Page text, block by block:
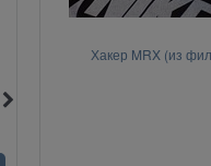
Хакер MRX (из